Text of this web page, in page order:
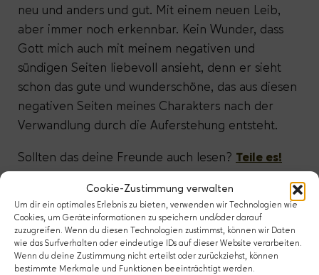
Cookie-Zustimmung verwalten
Um dir ein optimales Erlebnis zu bieten, verwenden wir Technologien wie
Cookies, um Geräteinformationen zu speichern und/oder darauf
zuzugreifen. Wenn du diesen Technologien zustimmst, können wir Daten
wie das Surfverhalten oder eindeutige IDs auf dieser Website verarbeiten.
Wenn du deine Zustimmung nicht erteilst oder zurückziehst, können
bestimmte Merkmale und Funktionen beeinträchtigt werden.
neu und anders und gut. Mit einem neuen Leib,
aber immer noch erkennbar. Kein Wunder, dass
Gott mich auch mit meinem negativen und
sündigen Seiten liebevoll ansieht, denn er sieht
schon das gute und wunderschöne, das aus diesen
negativen Seiten meines Charakters nach der
Verwandlung durch die Auferstehung entsteht.
Sollten das deine Freunde auch lesen? Teile es!
Juli 2012
Kommentare